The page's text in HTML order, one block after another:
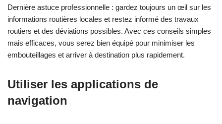
Dernière astuce professionnelle : gardez toujours un œil sur les
informations routières locales et restez informé des travaux
routiers et des déviations possibles. Avec ces conseils simples
mais efficaces, vous serez bien équipé pour minimiser les
embouteillages et arriver à destination plus rapidement.
Utiliser les applications de
navigation